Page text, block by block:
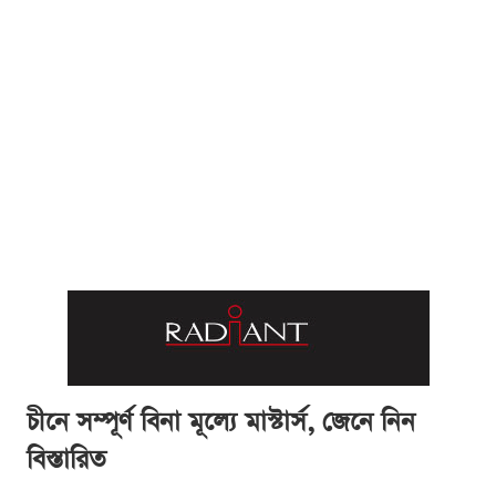
চীনে সম্পূর্ণ বিনা মূল্যে মাস্টার্স, জেনে নিন
বিস্তারিত